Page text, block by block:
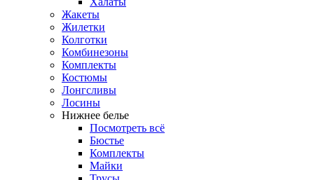
Жакеты
Жилетки
Колготки
Комбинезоны
Комплекты
Костюмы
Лонгсливы
Лосины
Нижнее белье
Посмотреть всё
Бюстье
Комплекты
Майки